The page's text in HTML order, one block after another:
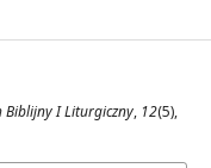
Biblijny I Liturgiczny, 12(5),